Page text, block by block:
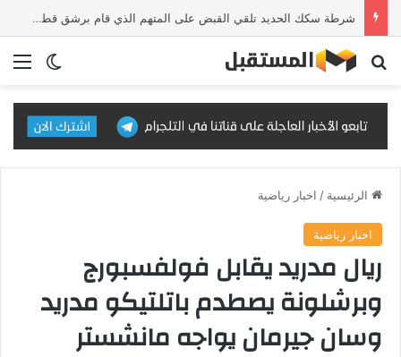
شرطة سكك الحديد تلقي القبض على المتهم الذي قام برشق قطار الزائرين بالحجارة وتحويله إلى القضاء
الوضع بحث عن
الرئيسية / اخبار رياضية
اخبار رياضية
ريال مدريد يقابل فولفسبورج
وبرشلونة يصطدم باتلتيكو مدريد
وسان جيرمان يواجه مانشستر